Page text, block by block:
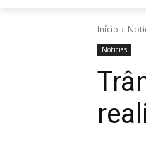
Início
Noticias